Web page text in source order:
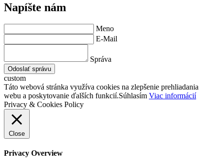
Napíšte nám
Meno
E-Mail
Správa
Odoslať správu
custom
Táto webová stránka využíva cookies na zlepšenie prehliadania
webu a poskytovanie ďalších funkcií.Súhlasím Viac informácií
Privacy & Cookies Policy
Close
Privacy Overview